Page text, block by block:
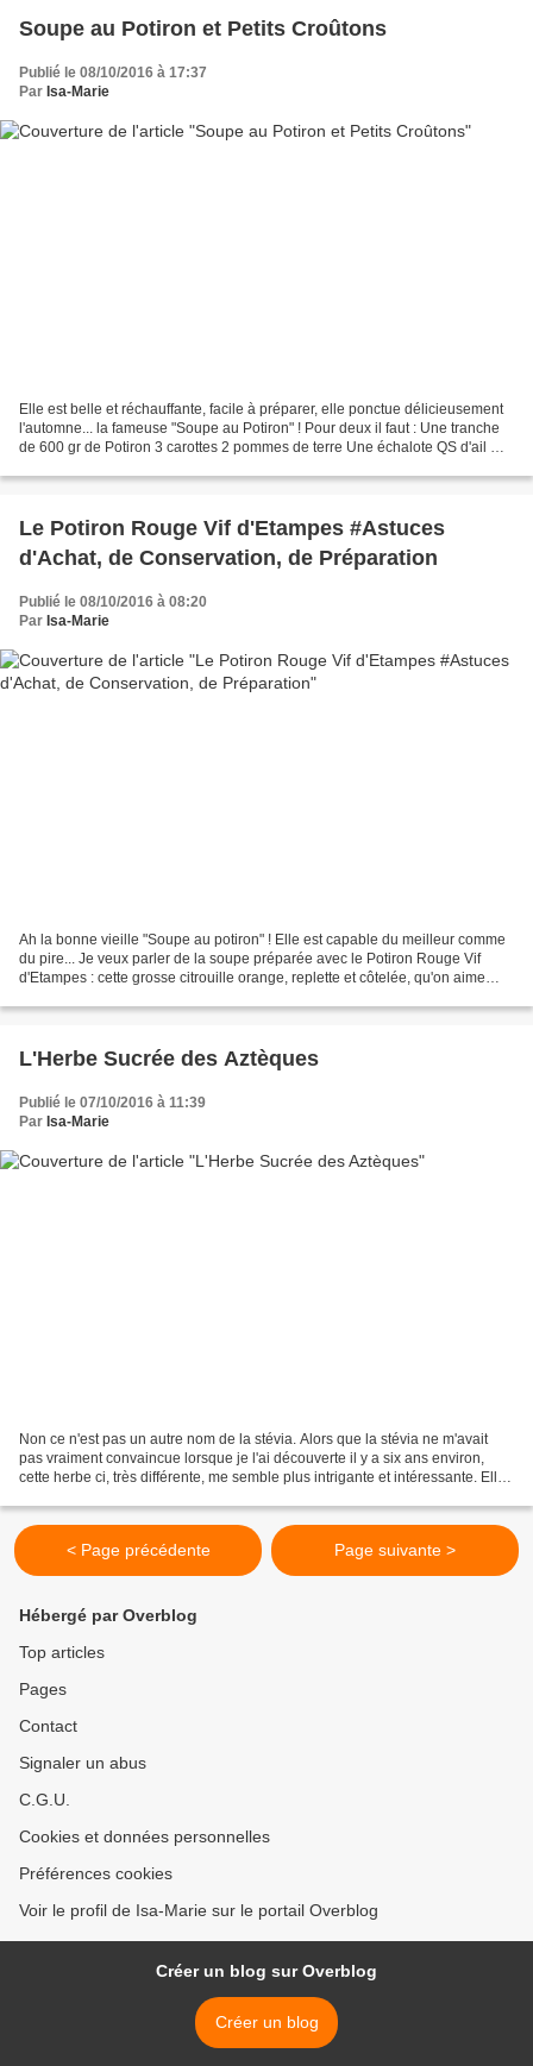
Soupe au Potiron et Petits Croûtons
Publié le 08/10/2016 à 17:37
Par Isa-Marie
Elle est belle et réchauffante, facile à préparer, elle ponctue délicieusement
l'automne... la fameuse "Soupe au Potiron" ! Pour deux il faut : Une tranche
de 600 gr de Potiron 3 carottes 2 pommes de terre Une échalote QS d'ail QS
Le Potiron Rouge Vif d'Etampes #Astuces
d'Achat, de Conservation, de Préparation
Publié le 08/10/2016 à 08:20
Par Isa-Marie
Ah la bonne vieille "Soupe au potiron" ! Elle est capable du meilleur comme
du pire... Je veux parler de la soupe préparée avec le Potiron Rouge Vif
d'Etampes : cette grosse citrouille orange, replette et côtelée, qu'on aime
L'Herbe Sucrée des Aztèques
Publié le 07/10/2016 à 11:39
Par Isa-Marie
Non ce n'est pas un autre nom de la stévia. Alors que la stévia ne m'avait
pas vraiment convaincue lorsque je l'ai découverte il y a six ans environ,
cette herbe ci, très différente, me semble plus intrigante et intéressante. Elle
< Page précédente Page suivante >
Hébergé par Overblog
Top articles
Pages
Contact
Signaler un abus
C.G.U.
Cookies et données personnelles
Préférences cookies
Voir le profil de Isa-Marie sur le portail Overblog
Créer un blog sur Overblog
Créer un blog